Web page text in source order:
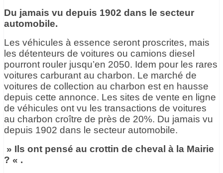
Du jamais vu depuis 1902 dans le secteur
automobile.
Les véhicules à essence seront proscrites, mais
les détenteurs de voitures ou camions diesel
pourront rouler jusqu’en 2050. Idem pour les rares
voitures carburant au charbon. Le marché de
voitures de collection au charbon est en hausse
depuis cette annonce. Les sites de vente en ligne
de véhicules ont vu les transactions de voitures
au charbon croître de près de 20%. Du jamais vu
depuis 1902 dans le secteur automobile.
» Ils ont pensé au crottin de cheval à la Mairie
? « .